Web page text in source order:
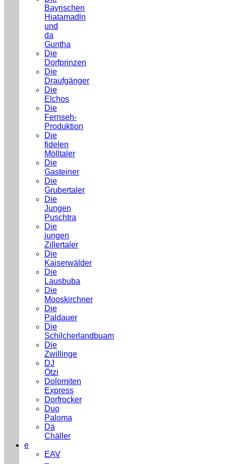
Bayrischen
Hiatamadln
und
da
Guntha
Die
Dorfprinzen
Die
Draufgänger
Die
Elchos
Die
Fernseh-
Produktion
Die
fidelen
Mölltaler
Die
Gasteiner
Die
Grubertaler
Die
Jungen
Puschtra
Die
jungen
Zillertaler
Die
Kaiserwälder
Die
Lausbuba
Die
Mooskirchner
Die
Paldauer
Die
Schilcherlandbuam
Die
Zwillinge
DJ
Ötzi
Dolomiten
Express
Dorfrocker
Duo
Paloma
Dä
Chäller
e
EAV